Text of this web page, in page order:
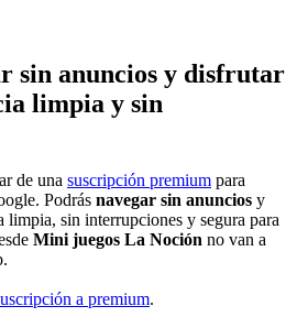
sin anuncios y disfrutar
limpia y sin
de una suscripción premium para
Podrás navegar sin anuncios y
limpia, sin interrupciones y segura para
Mini juegos La Noción no van a
a premium.